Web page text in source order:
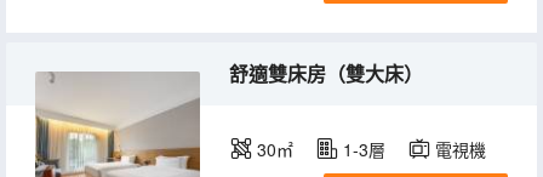
舒適雙床房（雙大床）
30㎡ 1-3層 電視機